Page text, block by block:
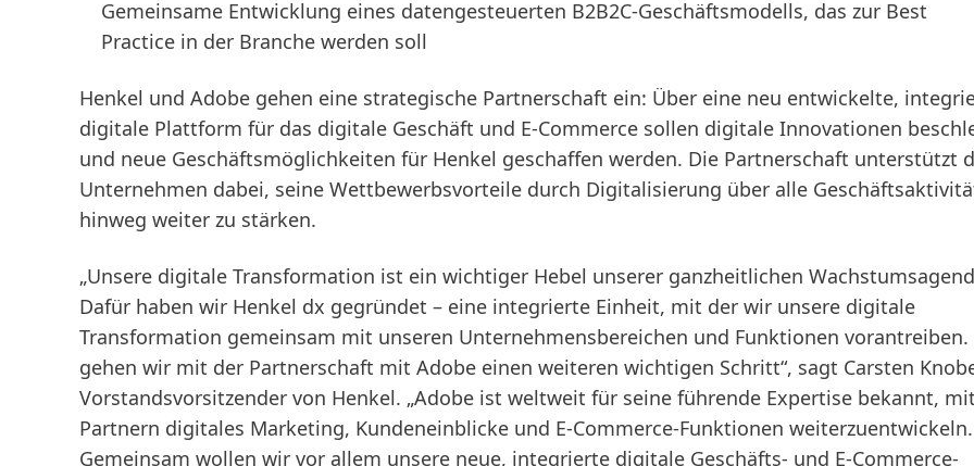
Gemeinsame Entwicklung eines datengesteuerten B2B2C-Geschäftsmodells, das zur Best
Practice in der Branche werden soll
Henkel und Adobe gehen eine strategische Partnerschaft ein: Über eine neu entwickelte,
digitale Plattform für das digitale Geschäft und E-Commerce sollen digitale Innovationen
und neue Geschäftsmöglichkeiten für Henkel geschaffen werden. Die Partnerschaft unterstützt
Unternehmen dabei, seine Wettbewerbsvorteile durch Digitalisierung über alle
hinweg weiter zu stärken.
„Unsere digitale Transformation ist ein wichtiger Hebel unserer ganzheitlichen
Dafür haben wir Henkel dx gegründet – eine integrierte Einheit, mit der wir unsere digitale
Transformation gemeinsam mit unseren Unternehmensbereichen und Funktionen vorantreiben.
gehen wir mit der Partnerschaft mit Adobe einen weiteren wichtigen Schritt“, sagt Carsten
Vorstandsvorsitzender von Henkel. „Adobe ist weltweit für seine führende Expertise bekannt, mit
Partnern digitales Marketing, Kundeneinblicke und E-Commerce-Funktionen weiterzuentwickeln.
Gemeinsam wollen wir vor allem unsere neue, integrierte digitale Geschäfts- und E-Commerce-